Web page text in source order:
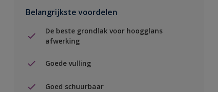
Belangrijkste voordelen
De beste grondlak voor hoogglans
afwerking
Goede vulling
Goed schuurbaar